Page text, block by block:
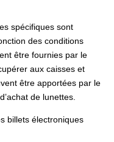
spécifiques sont
des conditions
être fournies par le
aux caisses et
être apportées par le
de lunettes.
billets électroniques